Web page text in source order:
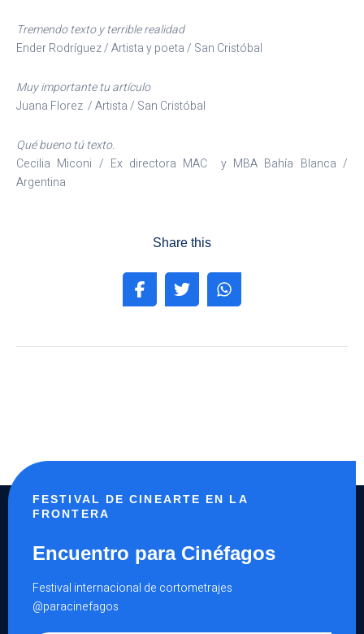
Tremendo texto y terrible realidad
Ender Rodríguez / Artista y poeta / San Cristóbal
Muy importante tu artículo
Juana Florez / Artista / San Cristóbal
Qué bueno tú texto.
Cecilia Miconi / Ex directora MAC y MBA Bahía Blanca /
Argentina
Share this
FESTIVAL DE CINEARTE EN LA
FRONTERA
Encuentro para Cinéfagos
Festival internacional de cortometrajes
@paracinefagos